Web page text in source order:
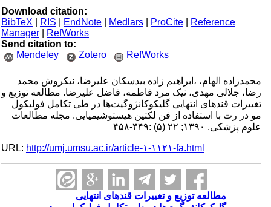
Download citation:
BibTeX
| RIS |EndNote |Medlars |ProCite |Reference
Manager
|RefWorks
Send citation to:
Mendeley
Zotero RefWorks
محمدزاده الهام، ،ابراهیم زاده بیدسکان علیرضا، نیکروش محمد
رضا، جلالی مهدی، نیک مرد فاطمه، فاضل علیرضا. مطالعه توزیع و
تغییرات قندهای انتهایی گلیکوکانژوگیت‌ها در طی تکامل فولیکول
مو در رت با استفاده از فن لکتین هیستوشیمیایی. مجله مطالعات
علوم پزشکی. ۱۳۹۰; ۲۲ (۵) :۴۴۹-۴۵۸
URL:http://umj.umsu.ac.ir/article-۱-۱۱۲۱-fa.html
مطالعه توزیع و تغییرات قندهای انتهایی